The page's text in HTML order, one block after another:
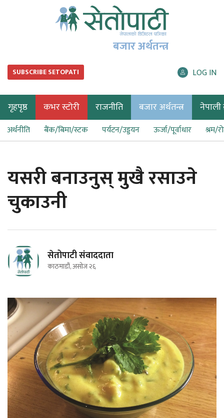
बजार अर्थतन्त्र
SUBSCRIBE SETOPATI LOG IN
गृहपृष्ठ कभर स्टोरी राजनीति बजार अर्थतन्त्र नेपाली
अर्थनीति बैंक/बिमा/स्टक पर्यटन/उड्डयन ऊर्जा/पूर्वाधार श्रम/
यसरी बनाउनुस् मुखै रसाउने
चुकाउनी
सेतोपाटी संवाददाता
काठमाडौं, असोज २६